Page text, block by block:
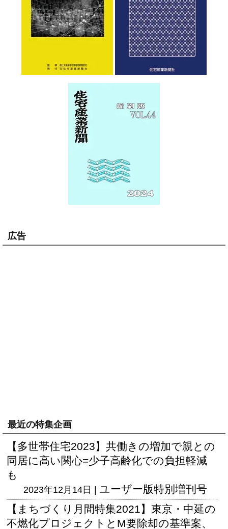
広告
最近の特集企画
【多世帯住宅2023】共働きの増加で親との
同居に高い関心=少子高齢化での負担軽減
も
2023年12月14日 | ユーザー版特別増刊号
【まちづくり月間特集2021】東京・中延の
不燃化プロジェクトとM要除却の基準案、